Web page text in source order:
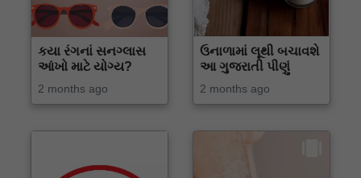
કયા રંગનાં સનગ્લાસ
આંખો માટે યોગ્ય?
2 months ago
ઉનાળામાં લૂથી બચાવશે
આ ગુજરાતી પીણું
2 months ago